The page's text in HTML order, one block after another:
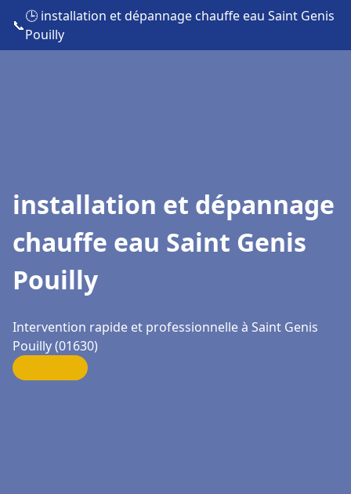
📞
🕒 installation et dépannage chauffe eau Saint Genis
Pouilly
installation et dépannage
chauffe eau Saint Genis
Pouilly
Intervention rapide et professionnelle à Saint Genis
Pouilly (01630)